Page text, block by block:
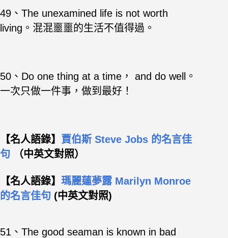
49、The unexamined life is not worth
living。混混噩噩的生活不值得過。
50、Do one thing at a time， and do well。
一次只做一件事，做到最好！
【名人語錄】 賈伯斯 Steve Jobs 的名言佳
句 （中英文對照）
【名人語錄】 瑪麗蓮夢露 Marilyn Monroe
的名言佳句 (中英文對照)
51、The good seaman is known in bad